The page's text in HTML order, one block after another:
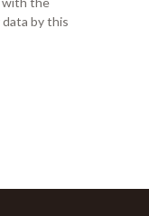
by this